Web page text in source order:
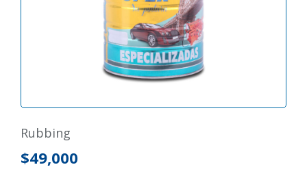
rubbing
$49,000